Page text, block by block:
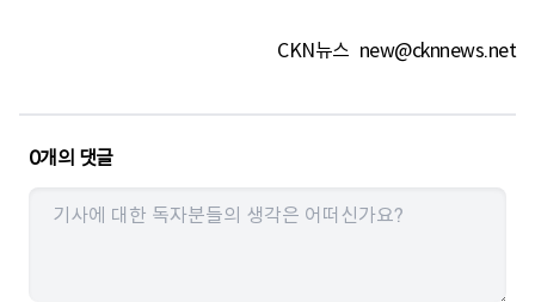
CKN뉴스 new@cknnews.net
0개의 댓글